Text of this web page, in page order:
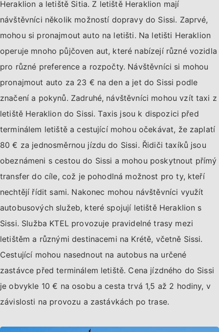
Heraklion a letiště Sitia. Z letiště Heraklion mají
návštěvníci několik možností dopravy do Sissi. Zaprvé,
mohou si pronajmout auto na letišti. Na letišti Heraklion
operuje mnoho půjčoven aut, které nabízejí různé vozidla
pro různé preference a rozpočty. Návštěvníci si mohou
pronajmout auto za 23 € na den a jet do Sissi podle
značení a pokynů. Zadruhé, návštěvníci mohou vzít taxi z
letiště Heraklion do Sissi. Taxis jsou k dispozici před
terminálem letiště a cestující mohou očekávat, že zaplatí
80 € za jednosměrnou jízdu do Sissi. Řidiči taxíků jsou
obeznámeni s cestou do Sissi a mohou poskytnout přímý
transfer do cíle, což je pohodlná možnost pro ty, kteří
nechtějí řídit sami. Nakonec mohou návštěvníci využít
autobusových služeb, které spojují letiště Heraklion s
Sissi. Služba KTEL provozuje pravidelné trasy mezi
letištěm a různými destinacemi na Krétě, včetně Sissi.
Cestující mohou nasednout na autobus na určené
zastávce před terminálem letiště. Cena jízdného do Sissi
je obvykle 10 € na osobu a cesta trvá 1,5 až 2 hodiny, v
závislosti na provozu a zastávkách po trase.